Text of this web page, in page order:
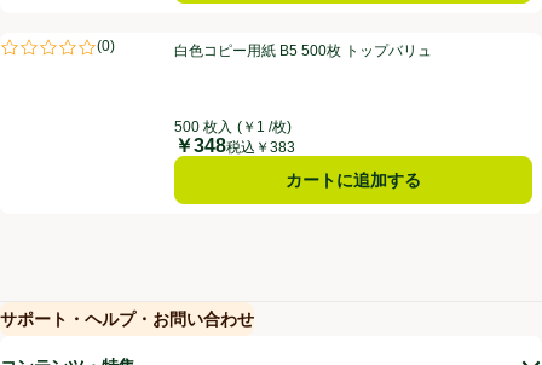
白色コピー用紙 B5 500枚 トップバリュ
(0)
評価は0件のレビューで5点中0.0点。白色コピー用紙 B5 500枚 トップバリュ
500 枚入 (￥1 /枚)
価格
￥348税込￥383
カートに追加する
サポート・ヘルプ・お問い合わせ
(新しいウィンドウで開く)